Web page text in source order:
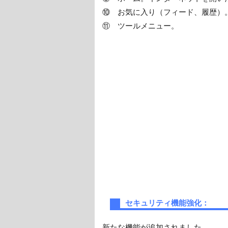
⑩ お気に入り（フィード、履歴）
⑪ ツールメニュー。
セキュリティ機能強化：